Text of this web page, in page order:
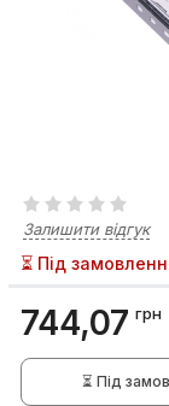
Залишити відгук
⏳ Під
744,07 грн
⏳ Під